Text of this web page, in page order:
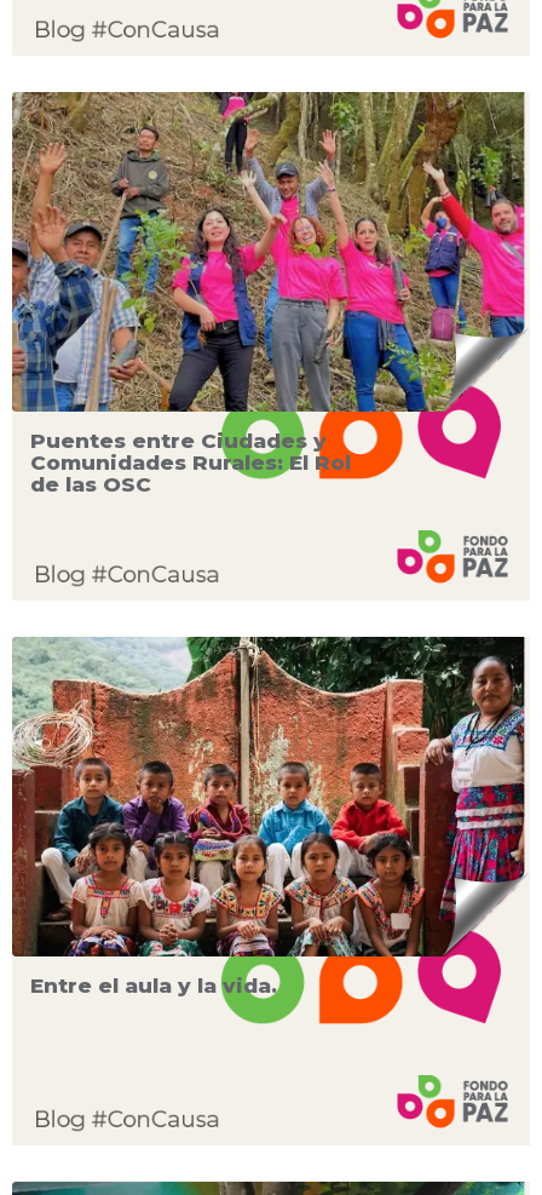
Puentes entre Ciudades y
Comunidades Rurales: El Rol
de las OSC
Entre el aula y la vida.